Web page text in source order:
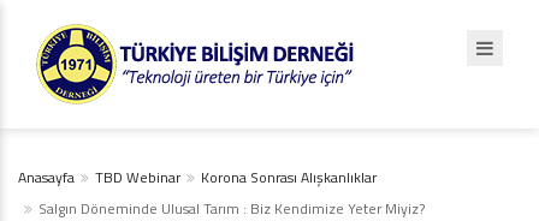
Anasayfa TBD Webinar
Korona Sonrası Alışkanlıklar
Salgın Döneminde Ulusal Tarım : Biz Kendimize Yeter Miyiz?